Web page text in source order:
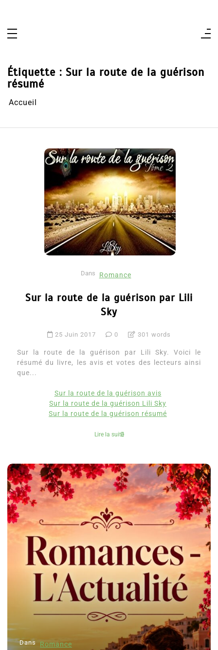
Étiquette : Sur la route de la guérison
résumé
Accueil
Dans Romance
Sur la route de la guérison par Lili
Sky
25 Juin 2017 0 301 words
Sur la route de la guérison par Lili Sky. Voici le
résumé du livre, les avis et votes des lecteurs ainsi
que...
Sur la route de la guérison avis
Sur la route de la guérison Lili Sky
Sur la route de la guérison résumé
Lire la suite
Dans Romance